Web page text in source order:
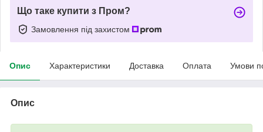
Що таке купити з Пром?
Замовлення під захистом
Опис Характеристики Доставка Оплата Умови
Опис